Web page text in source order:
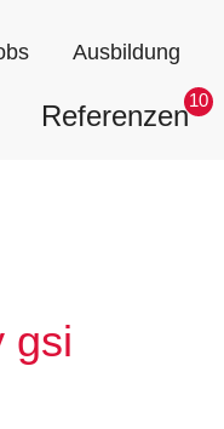
Ausbildung
Referenzen10
gsi